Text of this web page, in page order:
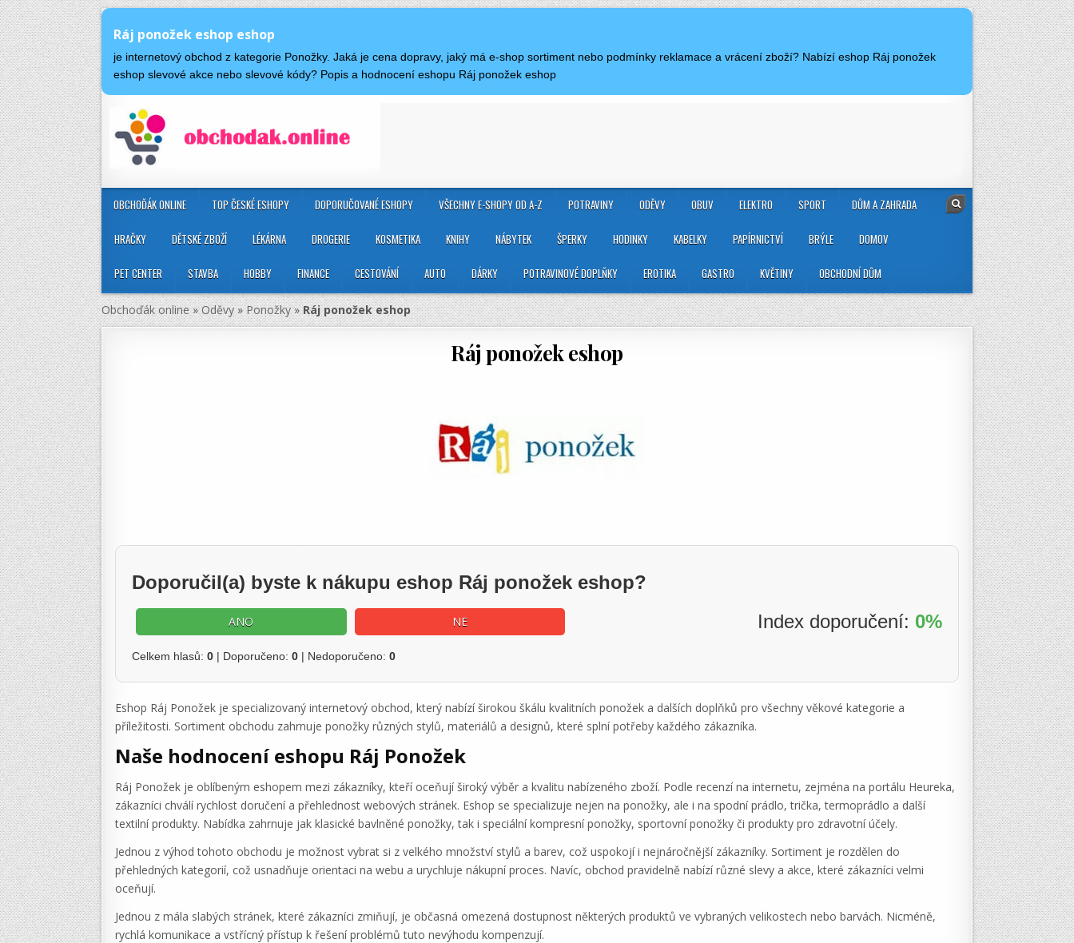
Ráj ponožek eshop eshop
je internetový obchod z kategorie Ponožky. Jaká je cena dopravy, jaký má e-shop sortiment nebo podmínky reklamace a vrácení zboží? Nabízí eshop Ráj ponožek
eshop slevové akce nebo slevové kódy? Popis a hodnocení eshopu Ráj ponožek eshop
OBCHOĎÁK ONLINE TOP ČESKÉ ESHOPY DOPORUČOVANÉ ESHOPY VŠECHNY E-SHOPY OD A-Z POTRAVINY ODĚVY OBUV ELEKTRO SPORT DŮM A ZAHRADA
HRAČKY DĚTSKÉ ZBOŽÍ LÉKÁRNA DROGERIE KOSMETIKA KNIHY NÁBYTEK ŠPERKY HODINKY KABELKY PAPÍRNICTVÍ BRÝLE DOMOV
PET CENTER STAVBA HOBBY FINANCE CESTOVÁNÍ AUTO DÁRKY POTRAVINOVÉ DOPLŇKY EROTIKA GASTRO KVĚTINY OBCHODNÍ DŮM
Obchoďák online»Oděvy»Ponožky»Ráj ponožek eshop
Ráj ponožek eshop
Doporučil(a) byste k nákupu eshop Ráj ponožek eshop?
ANO NE Index doporučení: 0%
Celkem hlasů: 0 | Doporučeno: 0 | Nedoporučeno: 0
Eshop Ráj Ponožek je specializovaný internetový obchod, který nabízí širokou škálu kvalitních ponožek a dalších doplňků pro všechny věkové kategorie a
příležitosti. Sortiment obchodu zahrnuje ponožky různých stylů, materiálů a designů, které splní potřeby každého zákazníka.
Naše hodnocení eshopu Ráj Ponožek
Ráj Ponožek je oblíbeným eshopem mezi zákazníky, kteří oceňují široký výběr a kvalitu nabízeného zboží. Podle recenzí na internetu, zejména na portálu Heureka,
zákazníci chválí rychlost doručení a přehlednost webových stránek. Eshop se specializuje nejen na ponožky, ale i na spodní prádlo, trička, termoprádlo a další
textilní produkty. Nabídka zahrnuje jak klasické bavlněné ponožky, tak i speciální kompresní ponožky, sportovní ponožky či produkty pro zdravotní účely.
Jednou z výhod tohoto obchodu je možnost vybrat si z velkého množství stylů a barev, což uspokojí i nejnáročnější zákazníky. Sortiment je rozdělen do
přehledných kategorií, což usnadňuje orientaci na webu a urychluje nákupní proces. Navíc, obchod pravidelně nabízí různé slevy a akce, které zákazníci velmi
oceňují.
Jednou z mála slabých stránek, které zákazníci zmiňují, je občasná omezená dostupnost některých produktů ve vybraných velikostech nebo barvách. Nicméně,
rychlá komunikace a vstřícný přístup k řešení problémů tuto nevýhodu kompenzují.